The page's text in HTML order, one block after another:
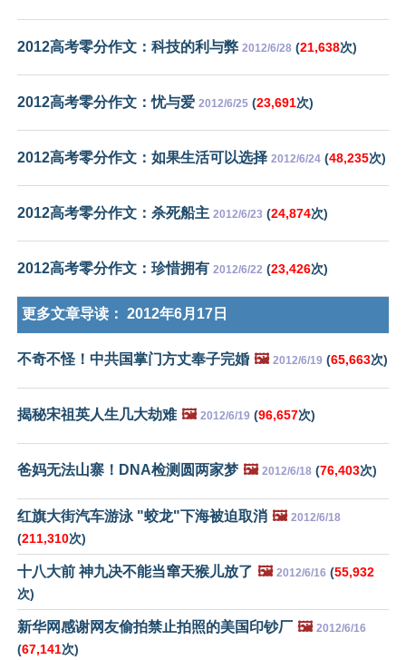
2012高考零分作文：科技的利与弊 2012/6/28 (21,638次)
2012高考零分作文：忧与爱 2012/6/25 (23,691次)
2012高考零分作文：如果生活可以选择 2012/6/24 (48,235次)
2012高考零分作文：杀死船主 2012/6/23 (24,874次)
2012高考零分作文：珍惜拥有 2012/6/22 (23,426次)
更多文章导读： 2012年6月17日
不奇不怪！中共国掌门方丈奉子完婚 🖼️ 2012/6/19 (65,663次)
揭秘宋祖英人生几大劫难 🖼️ 2012/6/19 (96,657次)
爸妈无法山寨！DNA检测圆两家梦 🖼️ 2012/6/18 (76,403次)
红旗大街汽车游泳 "蛟龙"下海被迫取消 🖼️ 2012/6/18
(211,310次)
十八大前 神九决不能当窜天猴儿放了 🖼️ 2012/6/16 (55,932
次)
新华网感谢网友偷拍禁止拍照的美国印钞厂 🖼️ 2012/6/16
(67,141次)